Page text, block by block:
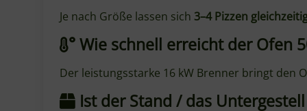
Wie schnell erreicht der Ofen
Der leistungsstarke 16 kW Brenner bringt den
Ist der Stand / das
Nein. Der Stand ist separat erhältlich. Die